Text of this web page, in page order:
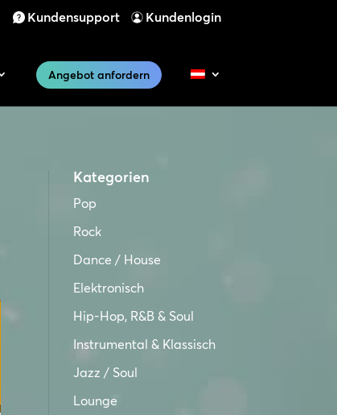
Kundensupport Kundenlogin
Angebot anfordern
Kategorien
Pop
Rock
Dance / House
Elektronisch
Hip-Hop, R&B & Soul
Instrumental & Klassisch
Jazz / Soul
Lounge